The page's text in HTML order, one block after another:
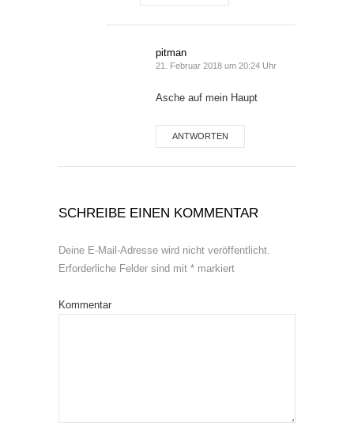
pitman
21. Februar 2018 um 20:24 Uhr
Asche auf mein Haupt
ANTWORTEN
SCHREIBE EINEN KOMMENTAR
Deine E-Mail-Adresse wird nicht veröffentlicht.
Erforderliche Felder sind mit * markiert
Kommentar